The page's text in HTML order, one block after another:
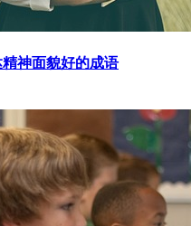
神面貌好的成语